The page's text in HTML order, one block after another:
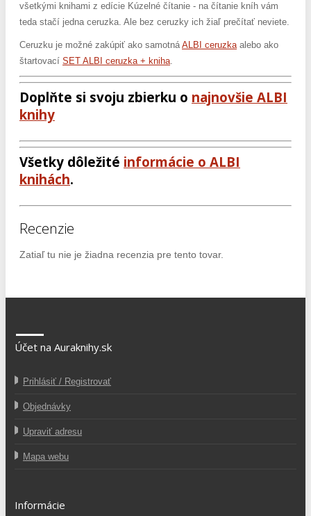
všetkými knihami z edície Kúzelné čítanie - na čítanie kníh vám
teda stačí jedna ceruzka. Ale bez ceruzky ich žiaľ prečítať neviete.
Ceruzku je možné zakúpiť ako samotnáALBI ceruzkaalebo ako
štartovací SET ALBI ceruzka + kniha.
Doplňte si svoju zbierku o najnovšie ALBI
knihy
Všetky dôležité informácie o ALBI
knihách.
Recenzie
Zatiaľ tu nie je žiadna recenzia pre tento tovar.
Účet na Auraknihy.sk
Prihlásiť / Registrovať
Objednávky
Upraviť adresu
Mapa webu
Informácie